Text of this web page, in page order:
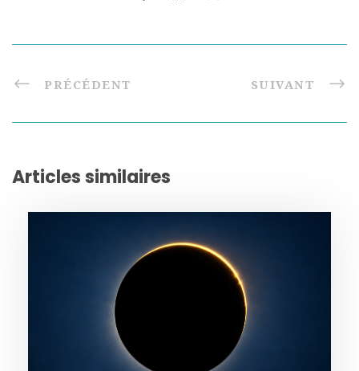
PRÉCÉDENT SUIVANT
Articles similaires